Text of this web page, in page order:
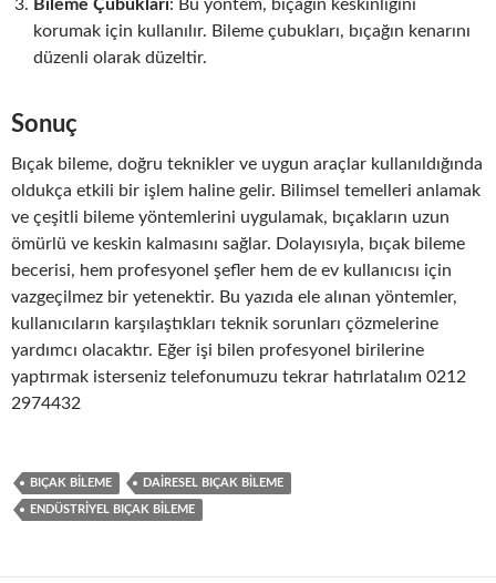
Bileme Çubukları: Bu yöntem, bıçağın keskinliğini
korumak için kullanılır. Bileme çubukları, bıçağın kenarını
düzenli olarak düzeltir.
Sonuç
Bıçak bileme, doğru teknikler ve uygun araçlar kullanıldığında
oldukça etkili bir işlem haline gelir. Bilimsel temelleri anlamak
ve çeşitli bileme yöntemlerini uygulamak, bıçakların uzun
ömürlü ve keskin kalmasını sağlar. Dolayısıyla, bıçak bileme
becerisi, hem profesyonel şefler hem de ev kullanıcısı için
vazgeçilmez bir yetenektir. Bu yazıda ele alınan yöntemler,
kullanıcıların karşılaştıkları teknik sorunları çözmelerine
yardımcı olacaktır. Eğer işi bilen profesyonel birilerine
yaptırmak isterseniz telefonumuzu tekrar hatırlatalım 0212
2974432
BIÇAK BILEME DAIRESEL BIÇAK BILEME
ENDÜSTRIYEL BIÇAK BILEME